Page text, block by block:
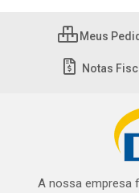
Meus
Notas
A nossa empresa